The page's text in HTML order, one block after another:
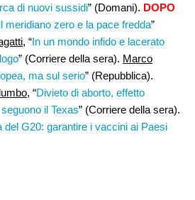
di nuovi sussidi” (Domani). DOPO
meridiano zero e la pace fredda”
, “In un mondo infido e lacerato
” (Corriere della sera). Marco
ma sul serio” (Repubblica).
, “Divieto di aborto, effetto
il Texas” (Corriere della sera).
del G20: garantire i vaccini ai Paesi